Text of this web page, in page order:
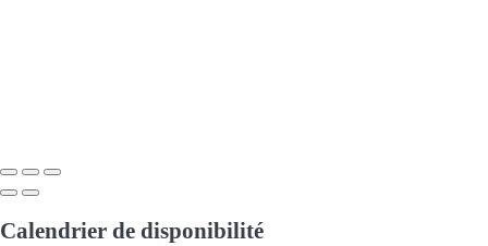
Calendrier de disponibilité